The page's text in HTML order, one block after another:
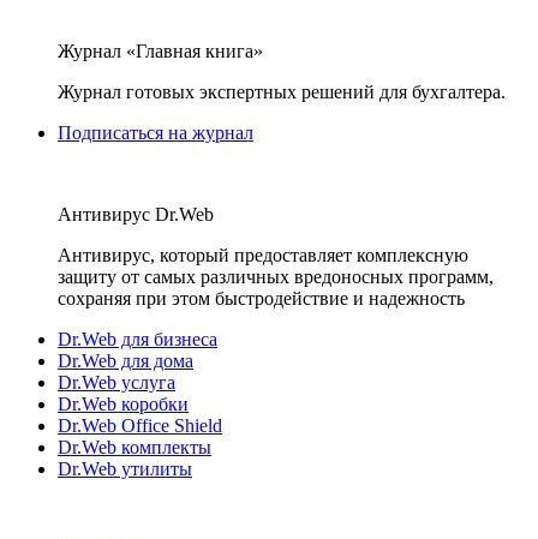
Журнал «Главная книга»
Журнал готовых экспертных решений для бухгалтера.
Подписаться на журнал
Антивирус Dr.Web
Антивирус, который предоставляет комплексную
защиту от самых различных вредоносных программ,
сохраняя при этом быстродействие и надежность
Dr.Web для бизнеса
Dr.Web для дома
Dr.Web услуга
Dr.Web коробки
Dr.Web Office Shield
Dr.Web комплекты
Dr.Web утилиты